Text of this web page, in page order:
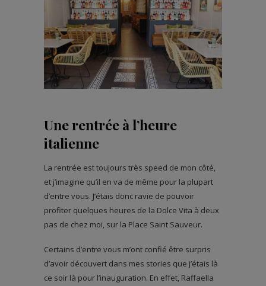
Une rentrée à l’heure
italienne
La rentrée est toujours très speed de mon côté,
et j’imagine qu’il en va de même pour la plupart
d’entre vous. J’étais donc ravie de pouvoir
profiter quelques heures de la Dolce Vita à deux
pas de chez moi, sur la Place Saint Sauveur.
Certains d’entre vous m’ont confié être surpris
d’avoir découvert dans mes stories que j’étais là
ce soir là pour l’inauguration. En effet, Raffaella